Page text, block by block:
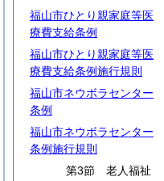
福山市ひとり親家庭等医
療費支給条例
福山市ひとり親家庭等医
療費支給条例施行規則
福山市ネウボラセンター
条例
福山市ネウボラセンター
条例施行規則
第3節 老人福祉